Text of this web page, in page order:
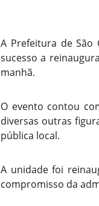
A Prefeitura de São
sucesso a
manhã.
O evento contou
diversas outras
pública local.
A unidade foi
compromisso da